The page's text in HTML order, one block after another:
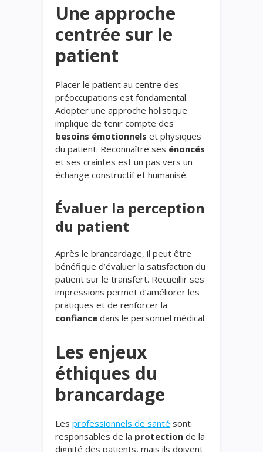
Une approche
centrée sur le
patient
Placer le patient au centre des
préoccupations est fondamental.
Adopter une approche holistique
implique de tenir compte des
besoins émotionnels et physiques
du patient. Reconnaître ses énoncés
et ses craintes est un pas vers un
échange constructif et humanisé.
Évaluer la perception
du patient
Après le brancardage, il peut être
bénéfique d’évaluer la satisfaction du
patient sur le transfert. Recueillir ses
impressions permet d’améliorer les
pratiques et de renforcer la
confiance dans le personnel médical.
Les enjeux
éthiques du
brancardage
Les professionnels de santé sont
responsables de la protection de la
dignité des patients, mais ils doivent